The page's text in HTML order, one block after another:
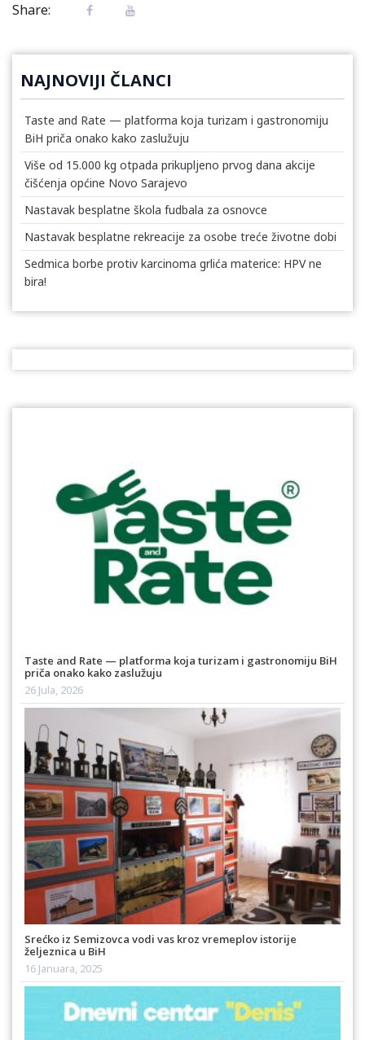
Share:
NAJNOVIJI ČLANCI
Taste and Rate — platforma koja turizam i gastronomiju
BiH priča onako kako zaslužuju
Više od 15.000 kg otpada prikupljeno prvog dana akcije
čišćenja općine Novo Sarajevo
Nastavak besplatne škola fudbala za osnovce
Nastavak besplatne rekreacije za osobe treće životne dobi
Sedmica borbe protiv karcinoma grlića materice: HPV ne
bira!
Taste and Rate — platforma koja turizam i gastronomiju BiH
priča onako kako zaslužuju
26 Jula, 2026
Srećko iz Semizovca vodi vas kroz vremeplov istorije
željeznica u BiH
16 Januara, 2025